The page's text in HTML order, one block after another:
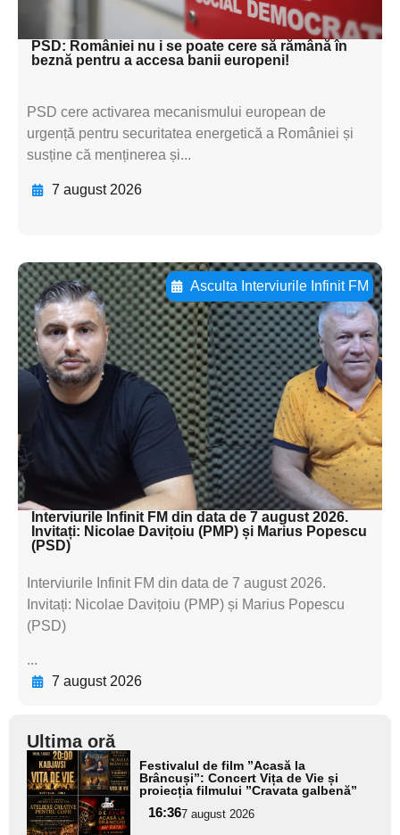
textul pentru subti
PSD: României nu i se poate cere să rămână în
beznă pentru a accesa banii europeni!
PSD cere activarea mecanismului european de
urgență pentru securitatea energetică a României și
susține că menținerea și...
7 august 2026
Asculta Interviurile Infinit FM
Adaugă aici textul pentru
subtitluAdaugă aici
textul pentru
subtitluAdaugă aici
textul pentru
subtitluAdaugă aici
textul pentru subti
Interviurile Infinit FM din data de 7 august 2026.
Invitați: Nicolae Davițoiu (PMP) și Marius Popescu
(PSD)
Interviurile Infinit FM din data de 7 august 2026.
Invitați: Nicolae Davițoiu (PMP) și Marius Popescu
(PSD)
...
7 august 2026
Ultima oră
Adaugă
aici textul
pentru
subtitlu
Festivalul de film ”Acasă la
Brâncuși”: Concert Vița de Vie și
proiecția filmului ”Cravata galbenă”
16:367 august 2026